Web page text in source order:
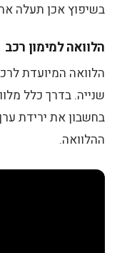
בשיפוץ אכן תעלה
הלוואה למימון רכב
הלוואה המיועדת
שנייה. בדרך כלל
בחשבון את ירידת
ההלוואה.